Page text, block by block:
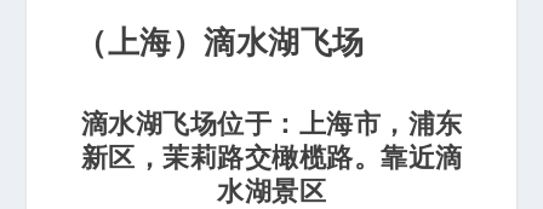
（上海）滴水湖飞场
滴水湖飞场位于：上海市，浦东
新区，茉莉路交橄榄路。靠近滴
水湖景区